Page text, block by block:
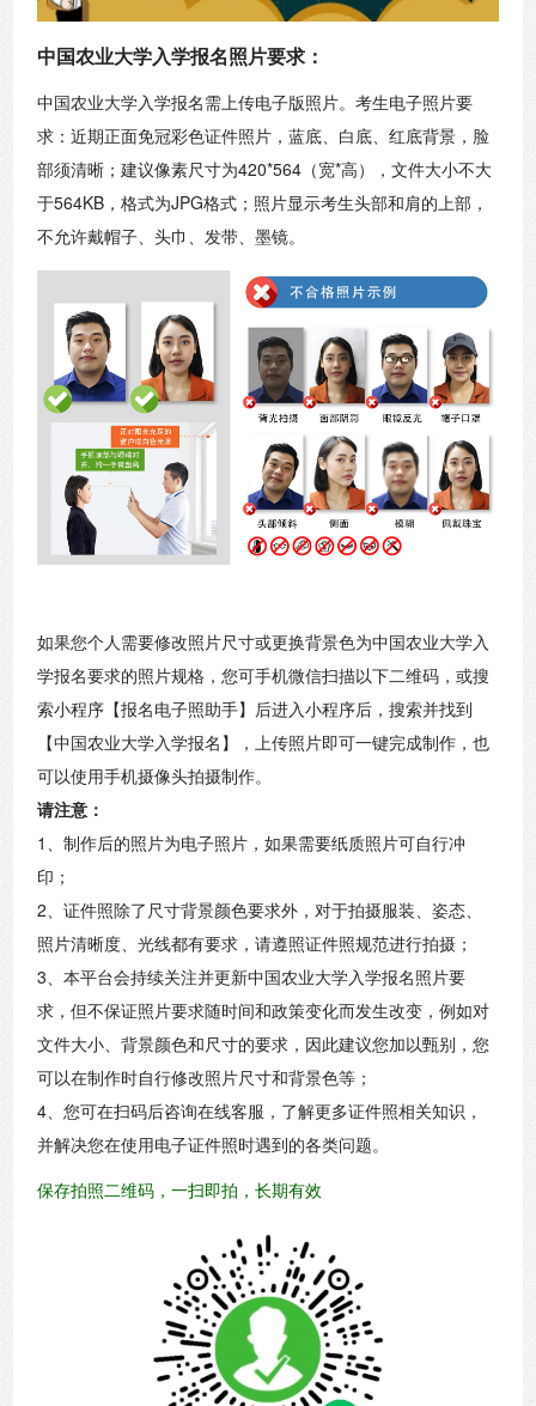
中国农业大学入学报名照片要求：
中国农业大学入学报名需上传电子版照片。考生电子照片要
求：近期正面免冠彩色证件照片，蓝底、白底、红底背景，脸
部须清晰；建议像素尺寸为420*564（宽*高），文件大小不大
于564KB，格式为JPG格式；照片显示考生头部和肩的上部，
不允许戴帽子、头巾、发带、墨镜。
如果您个人需要修改照片尺寸或更换背景色为中国农业大学入
学报名要求的照片规格，您可手机微信扫描以下二维码，或搜
索小程序【报名电子照助手】后进入小程序后，搜索并找到
【中国农业大学入学报名】，上传照片即可一键完成制作，也
可以使用手机摄像头拍摄制作。
请注意：
1、制作后的照片为电子照片，如果需要纸质照片可自行冲
印；
2、证件照除了尺寸背景颜色要求外，对于拍摄服装、姿态、
照片清晰度、光线都有要求，请遵照证件照规范进行拍摄；
3、本平台会持续关注并更新中国农业大学入学报名照片要
求，但不保证照片要求随时间和政策变化而发生改变，例如对
文件大小、背景颜色和尺寸的要求，因此建议您加以甄别，您
可以在制作时自行修改照片尺寸和背景色等；
4、您可在扫码后咨询在线客服，了解更多证件照相关知识，
并解决您在使用电子证件照时遇到的各类问题。
保存拍照二维码，一扫即拍，长期有效